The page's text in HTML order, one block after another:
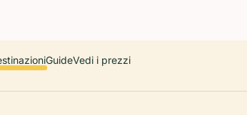
GuideVedi i prezzi